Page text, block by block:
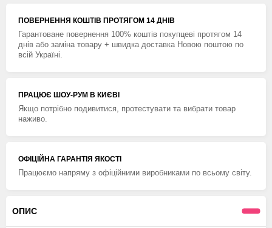
ПОВЕРНЕННЯ КОШТIВ ПРОТЯГОМ 14 ДНIВ
Гарантоване повернення 100% коштів покупцеві протягом 14
днів або заміна товару + швидка доставка Новою поштою по
всій Україні.
ПРАЦЮЄ ШОУ-РУМ В КИЄВІ
Якщо потрібно подивитися, протестувати та вибрати товар
наживо.
ОФІЦІЙНА ГАРАНТІЯ ЯКОСТІ
Працюємо напряму з офіційними виробниками по всьому світу.
ОПИС